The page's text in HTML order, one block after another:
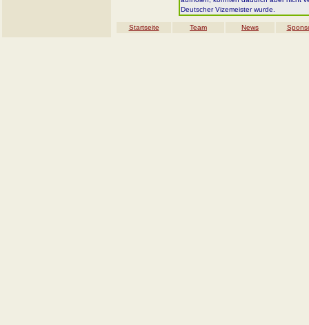
Deutscher Vizemeister wurde.
Startseite Team News